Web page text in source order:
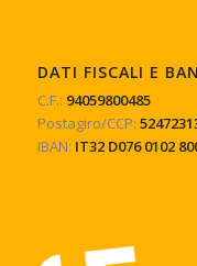
DATI FISCALI E
C.F.: 94059800485
Postagiro/CCP:
IBAN: IT32 D076 0102